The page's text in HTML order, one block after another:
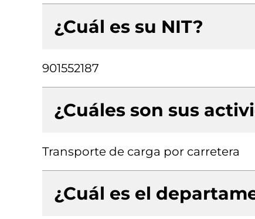
¿Cuál es su NIT?
901552187
¿Cuáles son sus
Transporte de carga por carretera
¿Cuál es el